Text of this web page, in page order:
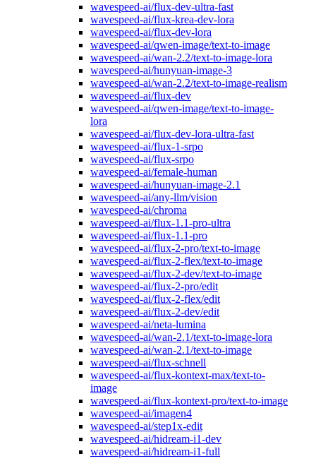
wavespeed-ai/flux-dev-ultra-fast
wavespeed-ai/flux-krea-dev-lora
wavespeed-ai/flux-dev-lora
wavespeed-ai/qwen-image/text-to-image
wavespeed-ai/wan-2.2/text-to-image-lora
wavespeed-ai/hunyuan-image-3
wavespeed-ai/wan-2.2/text-to-image-realism
wavespeed-ai/flux-dev
wavespeed-ai/qwen-image/text-to-image-
lora
wavespeed-ai/flux-dev-lora-ultra-fast
wavespeed-ai/flux-1-srpo
wavespeed-ai/flux-srpo
wavespeed-ai/female-human
wavespeed-ai/hunyuan-image-2.1
wavespeed-ai/any-llm/vision
wavespeed-ai/chroma
wavespeed-ai/flux-1.1-pro-ultra
wavespeed-ai/flux-1.1-pro
wavespeed-ai/flux-2-pro/text-to-image
wavespeed-ai/flux-2-flex/text-to-image
wavespeed-ai/flux-2-dev/text-to-image
wavespeed-ai/flux-2-pro/edit
wavespeed-ai/flux-2-flex/edit
wavespeed-ai/flux-2-dev/edit
wavespeed-ai/neta-lumina
wavespeed-ai/wan-2.1/text-to-image-lora
wavespeed-ai/wan-2.1/text-to-image
wavespeed-ai/flux-schnell
wavespeed-ai/flux-kontext-max/text-to-
image
wavespeed-ai/flux-kontext-pro/text-to-image
wavespeed-ai/imagen4
wavespeed-ai/step1x-edit
wavespeed-ai/hidream-i1-dev
wavespeed-ai/hidream-i1-full